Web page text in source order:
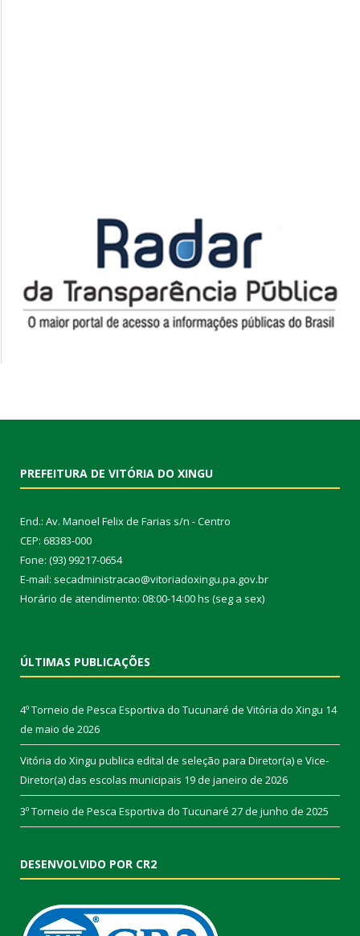
PREFEITURA DE VITÓRIA DO XINGU
End.: Av. Manoel Felix de Farias s/n - Centro
CEP: 68383-000
Fone: (93) 99217-0654
E-mail: secadministracao@vitoriadoxingu.pa.gov.br
Horário de atendimento: 08:00-14:00 hs (seg a sex)
ÚLTIMAS PUBLICAÇÕES
4º Torneio de Pesca Esportiva do Tucunaré de Vitória do Xingu 14
de maio de 2026
Vitória do Xingu publica edital de seleção para Diretor(a) e Vice-
Diretor(a) das escolas municipais 19 de janeiro de 2026
3º Torneio de Pesca Esportiva do Tucunaré 27 de junho de 2025
DESENVOLVIDO POR CR2